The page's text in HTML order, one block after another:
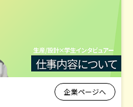
企業ページへ